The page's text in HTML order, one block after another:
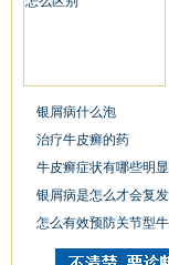
银屑病什么泡
治疗牛皮癣的药
牛皮癣症状有哪些明
银屑病是怎么才会复
怎么有效预防关节型